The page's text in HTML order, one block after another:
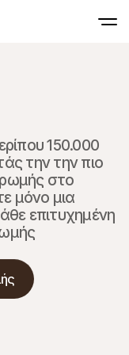
150.000
την την πιο
στο
μόνο μια
επιτυχημένη
πληρωμών
Πληρωμές δια
Δεχτείτε πληρωμές
και συσκευές
Ταμείο
Προσφέρετε ένα
βελτιστοποιημένο
μετατροπές
Συλλογή
Αποδοχή &
Προληφθείτε τη
βελτιστοποιήστε